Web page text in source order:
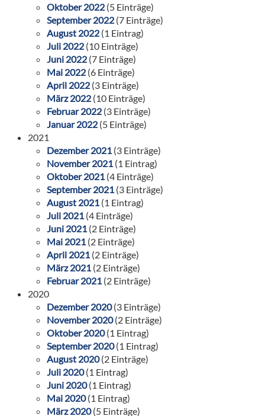
Oktober 2022 (5 Einträge)
September 2022 (7 Einträge)
August 2022 (1 Eintrag)
Juli 2022 (10 Einträge)
Juni 2022 (7 Einträge)
Mai 2022 (6 Einträge)
April 2022 (3 Einträge)
März 2022 (10 Einträge)
Februar 2022 (3 Einträge)
Januar 2022 (5 Einträge)
2021
Dezember 2021 (3 Einträge)
November 2021 (1 Eintrag)
Oktober 2021 (4 Einträge)
September 2021 (3 Einträge)
August 2021 (1 Eintrag)
Juli 2021 (4 Einträge)
Juni 2021 (2 Einträge)
Mai 2021 (2 Einträge)
April 2021 (2 Einträge)
März 2021 (2 Einträge)
Februar 2021 (2 Einträge)
2020
Dezember 2020(3 Einträge)
November 2020(2 Einträge)
Oktober 2020(1 Eintrag)
September 2020(1 Eintrag)
August 2020(2 Einträge)
Juli 2020(1 Eintrag)
Juni 2020(1 Eintrag)
Mai 2020(1 Eintrag)
März 2020(5 Einträge)